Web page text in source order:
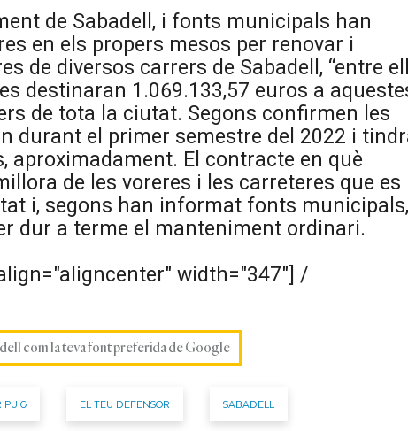
de Sabadell, i fonts municipals han
en els propers mesos per renovar i
de diversos carrers de Sabadell, “entre
destinaran 1.069.133,57 euros a
de tota la ciutat. Segons confirmen les
durant el primer semestre del 2022 i
aproximadament. El contracte en què
de les voreres i les carreteres que es
i, segons han informat fonts municipals,
dur a terme el manteniment ordinari.
width="347"] /
com la teva font preferida de Google
PUIG EL TEU DEFENSOR SABADELL